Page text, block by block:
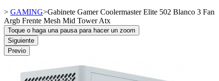
> GAMING>Gabinete Gamer Coolermaster Elite 502 Blanco 3 Fan
Argb Frente Mesh Mid Tower Atx
Toque o haga una pausa para hacer un zoom
Siguiente
Previo